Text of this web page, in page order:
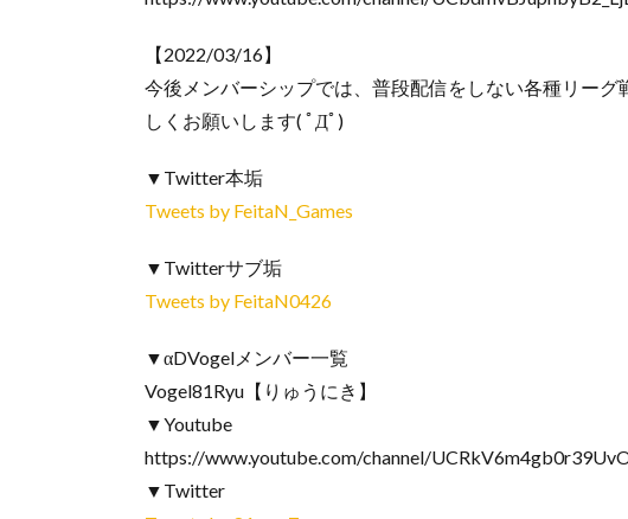
【2022/03/16】
今後メンバーシップでは、普段配信をしない各種リー
しくお願いします( ﾟДﾟ)
▼Twitter本垢
Tweets by FeitaN_Games
▼Twitterサブ垢
Tweets by FeitaN0426
▼αDVogelメンバー一覧
Vogel81Ryu【りゅうにき】
▼Youtube
https://www.youtube.com/channel/
▼Twitter